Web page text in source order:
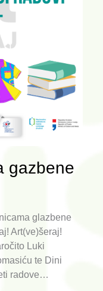
gazbene
glazbene
Art(ve)šeraj!
Luki
te Dini
radove…